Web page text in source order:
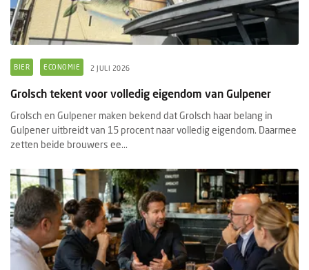
BIER ECONOMIE 2 JULI 2026
Grolsch tekent voor volledig eigendom van Gulpener
Grolsch en Gulpener maken bekend dat Grolsch haar belang in
Gulpener uitbreidt van 15 procent naar volledig eigendom. Daarmee
zetten beide brouwers ee...